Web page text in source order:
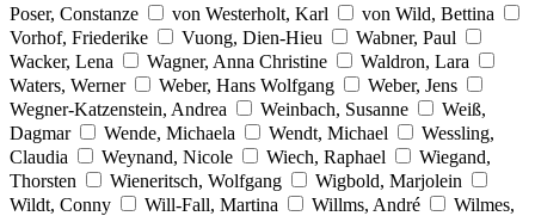
Poser, Constanze
von Westerholt, Karl
von Wild, Bettina
Vorhof, Friederike
Vuong, Dien-Hieu
Wabner, Paul
Wacker, Lena
Wagner, Anna Christine
Waldron, Lara
Waters, Werner
Weber, Hans Wolfgang
Weber, Jens
Wegner-Katzenstein, Andrea
Weinbach, Susanne
Weiß,
Dagmar
Wende, Michaela Wendt, Michael
Wessling,
Claudia
Weynand, Nicole Wiech, Raphael
Wiegand,
Thorsten
Wieneritsch, Wolfgang
Wigbold, Marjolein
Wildt, Conny
Will-Fall, Martina Willms, André
Wilmes,